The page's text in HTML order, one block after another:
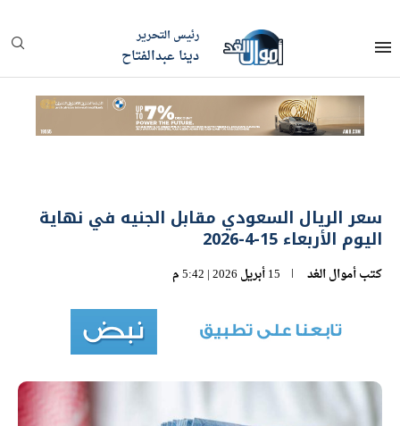
رئيس التحرير
دينا عبدالفتاح
سعر الريال السعودي مقابل الجنيه في نهاية
اليوم الأربعاء 15-4-2026
كتبأموال الغد 15 أبريل 2026 | 5:42 م